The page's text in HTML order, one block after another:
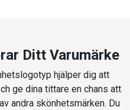
Ditt Varumärke
hjälper dig att
ge dina tittare en chans att
andra skönhetsmärken. Du